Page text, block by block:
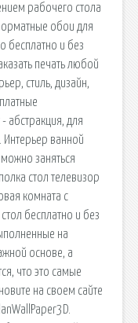
рабочего стола
обои для
бесплатно и без
печать любой
стиль, дизайн,
для
ванной
заняться
стол телевизор
комната с
бесплатно и без
на
основе, а
что это самые
на своем сайте